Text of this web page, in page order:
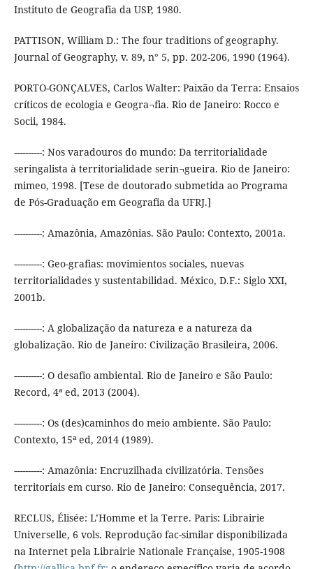
Instituto de Geografia da USP, 1980.
PATTISON, William D.: The four traditions of geography.
Journal of Geography, v. 89, n° 5, pp. 202-206, 1990 (1964).
PORTO-GONÇALVES, Carlos Walter: Paixão da Terra: Ensaios
críticos de ecologia e Geogra¬fia. Rio de Janeiro: Rocco e
Socii, 1984.
----------: Nos varadouros do mundo: Da territorialidade
seringalista à territorialidade serin¬gueira. Rio de Janeiro:
mimeo, 1998. [Tese de doutorado submetida ao Programa
de Pós-Graduação em Geografia da UFRJ.]
----------: Amazônia, Amazônias. São Paulo: Contexto, 2001a.
----------: Geo-grafias: movimientos sociales, nuevas
territorialidades y sustentabilidad. México, D.F.: Siglo XXI,
2001b.
----------: A globalização da natureza e a natureza da
globalização. Rio de Janeiro: Civilização Brasileira, 2006.
----------: O desafio ambiental. Rio de Janeiro e São Paulo:
Record, 4ª ed, 2013 (2004).
----------: Os (des)caminhos do meio ambiente. São Paulo:
Contexto, 15ª ed, 2014 (1989).
----------: Amazônia: Encruzilhada civilizatória. Tensões
territoriais em curso. Rio de Janeiro: Consequência, 2017.
RECLUS, Élisée: L’Homme et la Terre. Paris: Librairie
Universelle, 6 vols. Reprodução fac-similar disponibilizada
na Internet pela Librairie Nationale Française, 1905-1908